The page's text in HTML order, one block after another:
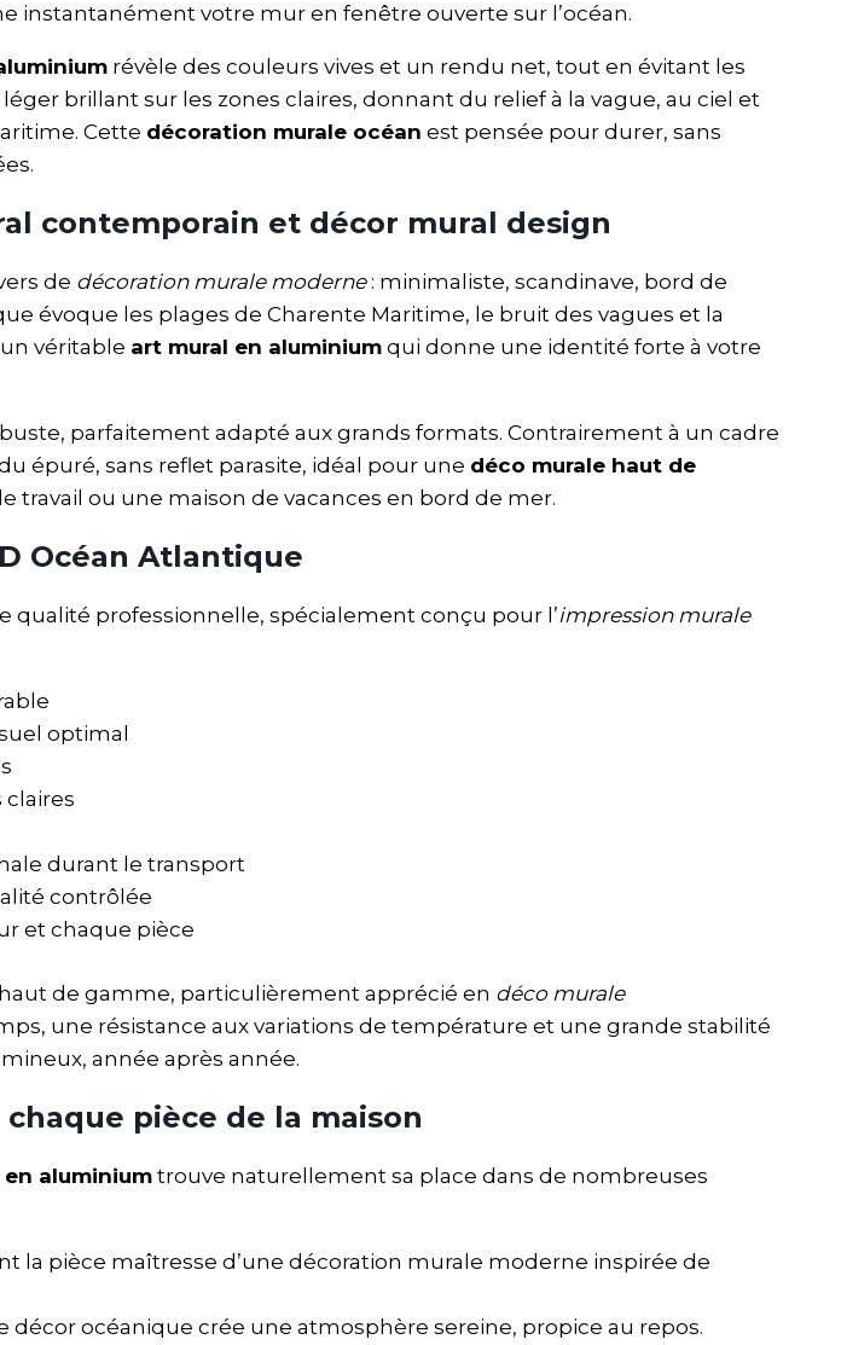
votre mur en fenêtre ouverte sur l’océan.
révèle des couleurs vives et un rendu net, tout en évitant les
brillant sur les zones claires, donnant du relief à la vague, au ciel et
Cette décoration murale océan est pensée pour durer, sans
contemporain et décor mural design
de décoration murale moderne: minimaliste, scandinave, bord de
évoque les plages de Charente Maritime, le bruit des vagues et la
véritable art mural en aluminium qui donne une identité forte à votre
parfaitement adapté aux grands formats. Contrairement à un cadre
épuré, sans reflet parasite, idéal pour une déco murale haut de
travail ou une maison de vacances en bord de mer.
Océan Atlantique
qualité professionnelle, spécialement conçu pour l’impression murale
optimal
durant le transport
contrôlée
et chaque pièce
de gamme, particulièrement apprécié en déco murale
une résistance aux variations de température et une grande stabilité
année après année.
pièce de la maison
aluminium trouve naturellement sa place dans de nombreuses
la pièce maîtresse d’une décoration murale moderne inspirée de
océanique crée une atmosphère sereine, propice au repos.